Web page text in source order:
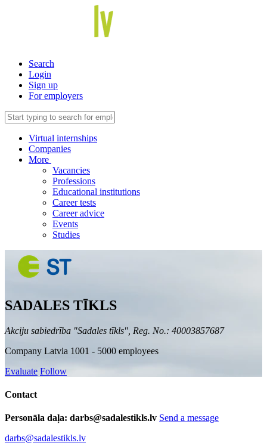
Search
Login
Sign up
For employers
Virtual internships
Companies
More
Vacancies
Professions
Educational institutions
Career tests
Career advice
Events
Studies
SADALES TĪKLS
Akciju sabiedrība "Sadales tīkls", Reg. No.: 40003857687
Company Latvia 1001 - 5000 employees
Evaluate Follow
Contact
Personāla daļa: darbs@sadalestikls.lv Send a message
darbs@sadalestikls.lv